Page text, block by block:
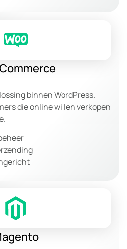
binnen WordPress.
die online willen verkopen